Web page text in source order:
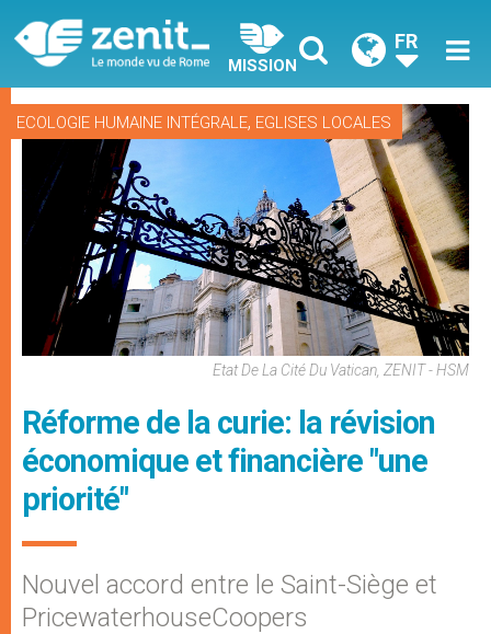
MISSION
FR
ECOLOGIE HUMAINE INTÉGRALE, EGLISES LOCALES
Etat De La Cité Du Vatican, ZENIT - HSM
Réforme de la curie: la révision
économique et financière "une
priorité"
Nouvel accord entre le Saint-Siège et
PricewaterhouseCoopers